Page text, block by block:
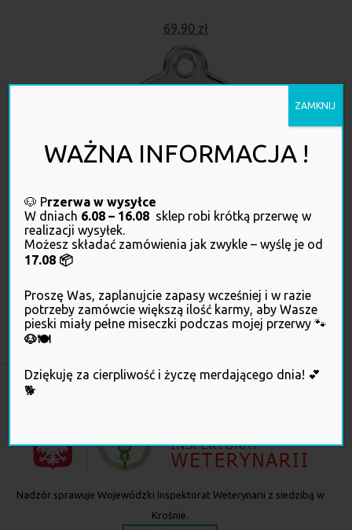
69,90 zł
Adresówka ze stali szlachetnej
z Twoim grawerem – HORSE
SHOE BROWN
69,90zł
Nadzór sprawuje Wojewódzki Inspektorat Weterynarii z siedzibą w
Krośnie.
WAŻNA INFORMACJA !
🐶 Przerwa w wysyłce
W dniach 6.08 – 16.08 sklep robi krótką przerwę w
realizacji wysyłek.
Możesz składać zamówienia jak zwykle – wyślę je od
17.08 📦
Proszę Was, zaplanujcie zapasy wcześniej i w razie
potrzeby zamówcie większą ilość karmy, aby Wasze
pieski miały pełne miseczki podczas mojej przerwy 🐾
🐶🍽️
Dziękuję za cierpliwość i życzę merdającego dnia! 💕
🐕
ZAMKNIJ